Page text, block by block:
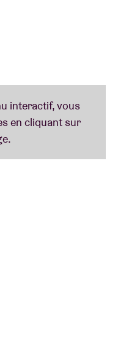
avec
of Art et le
Winkler. Pour
est un opus
unique. Et il
travail qu’ils